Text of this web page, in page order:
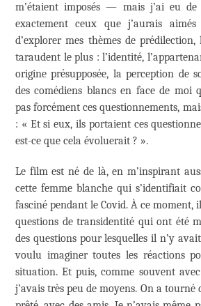
m’étaient imposés — mais j’ai eu de
exactement ceux que j’aurais aimés
d’explorer mes thèmes de
taraudent le plus : l’identité,
origine présupposée, la perception de
des comédiens blancs en face de moi
pas forcément ces questionnements,
: « Et si eux, ils portaient ces
est-ce que cela évoluerait ? ».
Le film est né de là, en m’inspirant
cette femme blanche qui s’identifiait
fasciné pendant le Covid. À ce moment,
questions de transidentité qui ont été
des questions pour lesquelles il n’y avait
voulu imaginer toutes les réactions
situation. Et puis, comme souvent
j’avais très peu de moyens. On a